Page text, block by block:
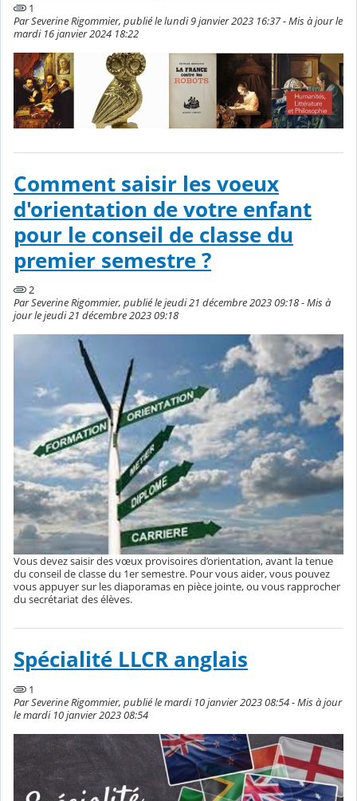
1
Par Severine Rigommier, publié le lundi 9 janvier 2023 16:37 - Mis à jour le
mardi 16 janvier 2024 18:22
Comment saisir les voeux
d'orientation de votre enfant
pour le conseil de classe du
premier semestre ?
2
Par Severine Rigommier, publié le jeudi 21 décembre 2023 09:18 - Mis à
jour le jeudi 21 décembre 2023 09:18
Vous devez saisir des vœux provisoires d’orientation, avant la tenue
du conseil de classe du 1er semestre. Pour vous aider, vous pouvez
vous appuyer sur les diaporamas en pièce jointe, ou vous rapprocher
du secrétariat des élèves.
Spécialité LLCR anglais
1
Par Severine Rigommier, publié le mardi 10 janvier 2023 08:54 - Mis à jour
le mardi 10 janvier 2023 08:54